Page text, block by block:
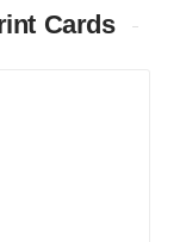
Cards